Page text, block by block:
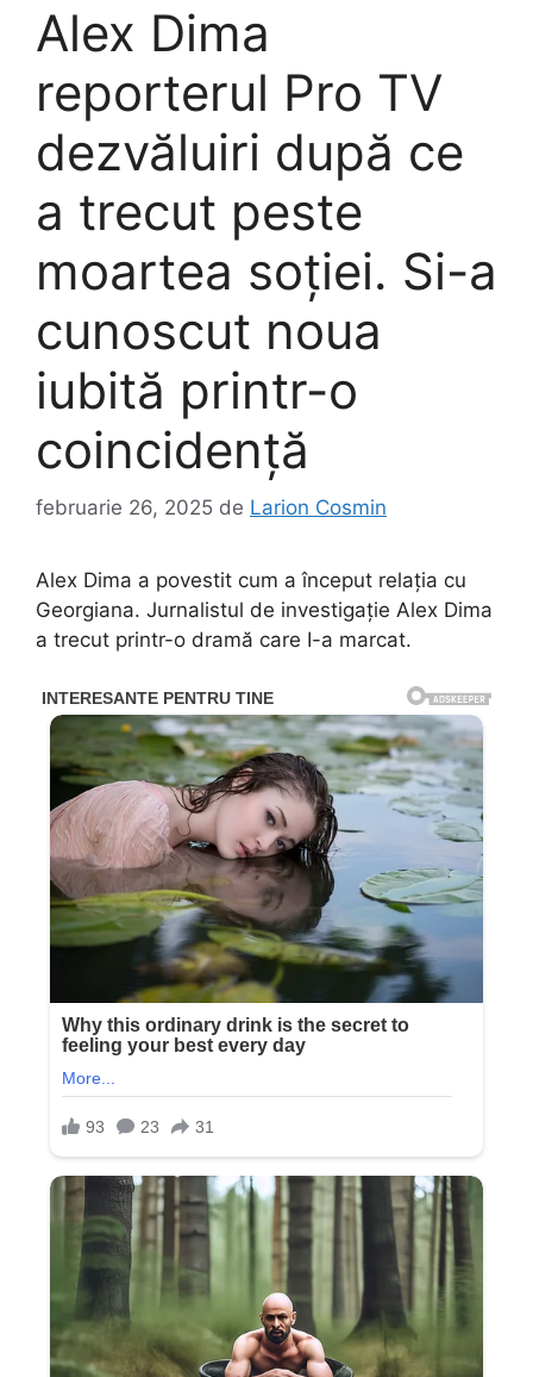
Alex Dima
reporterul Pro TV
dezvăluiri după ce
a trecut peste
moartea soției. Si-a
cunoscut noua
iubită printr-o
coincidență
februarie 26, 2025 de Larion Cosmin
Alex Dima a povestit cum a început relația cu
Georgiana. Jurnalistul de investigație Alex Dima
a trecut printr-o dramă care I-a marcat.